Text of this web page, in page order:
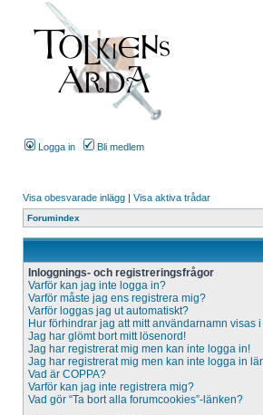
Logga in Bli medlem
Visa obesvarade inlägg | Visa aktiva trådar
Forumindex
Inloggnings- och registreringsfrågor
Varför kan jag inte logga in?
Varför måste jag ens registrera mig?
Varför loggas jag ut automatiskt?
Hur förhindrar jag att mitt användarnamn visas
Jag har glömt bort mitt lösenord!
Jag har registrerat mig men kan inte logga in!
Jag har registrerat mig men kan inte logga in
Vad är COPPA?
Varför kan jag inte registrera mig?
Vad gör “Ta bort alla forumcookies”-länken?